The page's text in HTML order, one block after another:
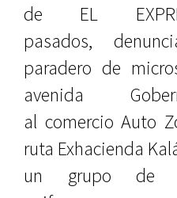
de EL
pasados,
paradero de
avenida
al comercio Auto
ruta Exhacienda
un grupo de